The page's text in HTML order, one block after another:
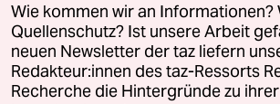
Wie kommen wir an Informationen?
Quellenschutz? Ist unsere Arbeit
neuen Newsletter der taz liefern
Redakteur:innen des taz-Ressorts
Recherche die Hintergründe zu